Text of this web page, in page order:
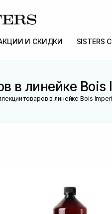
И СКИДКИ SISTERS
в линейке Bois
товаров в линейке Bois